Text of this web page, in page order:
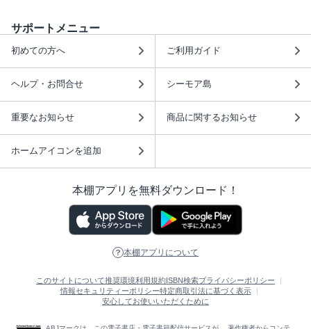
サポートメニュー
初めての方へ ご利用ガイド
ヘルプ・お問合せ シーモア島
重要なお知らせ 商品に関するお知らせ
ホームアイコンを追加
本棚アプリを無料ダウンロード！
本棚アプリについて
このサイトについて推奨環境利用規約ISBN検索プライバシーポリシー
情報セキュリティーポリシー特定商取引法に基づく表示
安心してお使いいただくために